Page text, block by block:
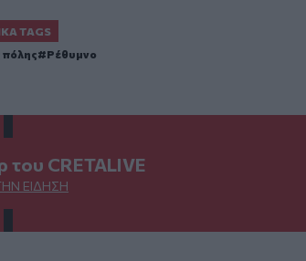
TAGS
πόλης
Ρέθυμνο
του CRETALIVE
ΕΊΔΗΣΗ